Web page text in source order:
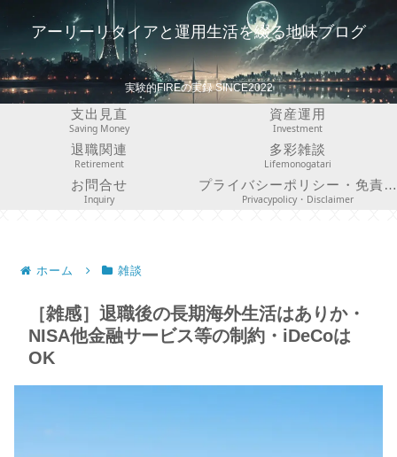
アーリーリタイアと運用生活を綴る地味ブログ
実験的FIREの実録 SINCE2022
支出見直
Saving Money
資産運用
Investment
退職関連
Retirement
多彩雑談
Lifemonogatari
お問合せ
Inquiry
プライバシーポリシー・免責事項
Privacypolicy・Disclaimer
ホーム 雑談
［雑感］退職後の長期海外生活はありか・
NISA他金融サービス等の制約・iDeCoは
OK